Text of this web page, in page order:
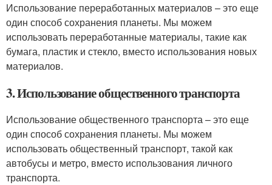
Использование переработанных материалов – это еще
один способ сохранения планеты. Мы можем
использовать переработанные материалы, такие как
бумага, пластик и стекло, вместо использования новых
материалов.
3. Использование общественного транспорта
Использование общественного транспорта – это еще
один способ сохранения планеты. Мы можем
использовать общественный транспорт, такой как
автобусы и метро, вместо использования личного
транспорта.